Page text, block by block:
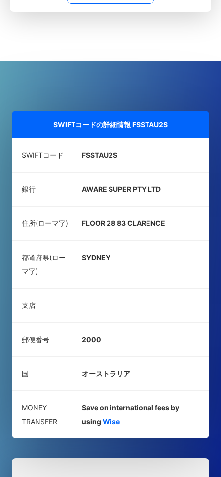
SWIFTコードの詳細情報 FSSTAU2S
SWIFTコード FSSTAU2S
銀行 AWARE SUPER PTY LTD
住所(ローマ字) FLOOR 28 83 CLARENCE
都道府県(ロー
マ字)
SYDNEY
支店
郵便番号 2000
国 オーストラリア
MONEY
TRANSFER
Save on international fees by
using Wise